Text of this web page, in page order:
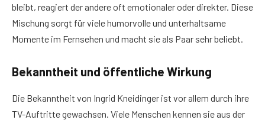
bleibt, reagiert der andere oft emotionaler oder direkter. Diese
Mischung sorgt für viele humorvolle und unterhaltsame
Momente im Fernsehen und macht sie als Paar sehr beliebt.
Bekanntheit und öffentliche Wirkung
Die Bekanntheit von Ingrid Kneidinger ist vor allem durch ihre
TV-Auftritte gewachsen. Viele Menschen kennen sie aus der